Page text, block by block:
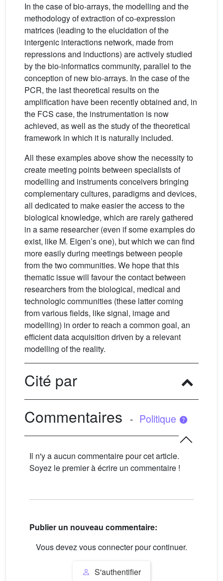
In the case of bio-arrays, the modelling and the
methodology of extraction of co-expression
matrices (leading to the elucidation of the
intergenic interactions network, made from
repressions and inductions) are actively studied
by the bio-informatics community, parallel to the
conception of new bio-arrays. In the case of the
PCR, the last theoretical results on the
amplification have been recently obtained and, in
the FCS case, the instrumentation is now
achieved, as well as the study of the theoretical
framework in which it is naturally included.
All these examples above show the necessity to
create meeting points between specialists of
modelling and instruments conceivers bringing
complementary cultures, paradigms and devices,
all dedicated to make easier the access to the
biological knowledge, which are rarely gathered
in a same researcher (even if some examples do
exist, like M. Eigen’s one), but which we can find
more easily during meetings between people
from the two communities. We hope that this
thematic issue will favour the contact between
researchers from the biological, medical and
technologic communities (these latter coming
from various fields, like signal, image and
modelling) in order to reach a common goal, an
efficient data acquisition driven by a relevant
modelling of the reality.
Cité par
Commentaires - Politique
Il n'y a aucun commentaire pour cet article.
Soyez le premier à écrire un commentaire !
Publier un nouveau commentaire:
Vous devez vous connecter pour continuer.
S'authentifier